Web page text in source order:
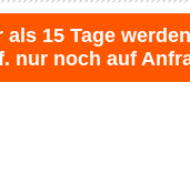
als 15 Tage
nur noch auf